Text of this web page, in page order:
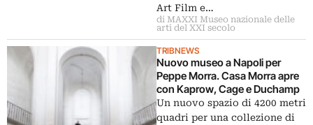
Art Film e…
di MAXXI Museo nazionale delle
arti del XXI secolo
TRIBNEWS
Nuovo museo a Napoli per
Peppe Morra. Casa Morra apre
con Kaprow, Cage e Duchamp
Un nuovo spazio di 4200 metri
quadri per una collezione di